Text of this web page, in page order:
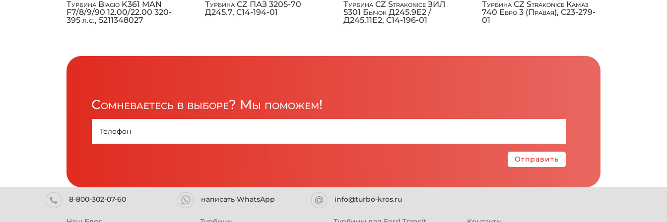
Турбина Biagio K361 MAN
F7/8/9/90 12.00/22.00 320-
395 л.с., 5211348027
Турбина CZ ПАЗ 3205-70
Д245.7, C14-194-01
Турбина CZ Strakonice ЗИЛ
5301 Бычок Д245.9Е2 /
Д245.11Е2, C14-196-01
Турбина CZ Strakonice Камаз
740 Евро 3 (Правая), C23-279-
01
Сомневаетесь в выборе? Мы поможем!
Отправить
8-800-302-07-60 написать WhatsApp info@turbo-kros.ru